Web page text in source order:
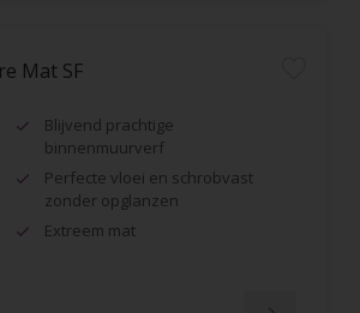
Mat SF
Blijvend prachtige
binnenmuurverf
Perfecte vloei en schrobvast
zonder opglanzen
Extreem mat